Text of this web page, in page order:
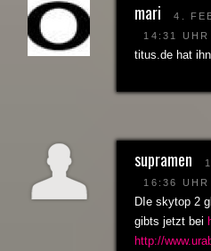
mari
4.
14:31 UHR
titus.de hat
supramen
16:36 UHR
DIe skytop 2
gibts jetzt bei
http://